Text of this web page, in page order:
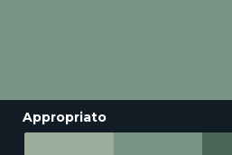
Appropriato